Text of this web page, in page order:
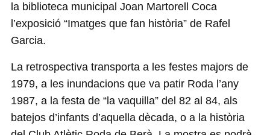
la biblioteca municipal Joan Martorell Coca
l’exposició “Imatges que fan història” de Rafel
Garcia.
La retrospectiva transporta a les festes majors de
1979, a les inundacions que va patir Roda l’any
1987, a la festa de “la vaquilla” del 82 al 84, als
batejos d’infants d’aquella dècada, o a la història